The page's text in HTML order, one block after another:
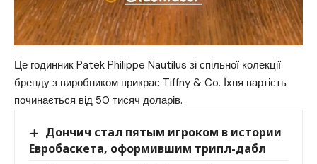
Це годинник Patek Philippe Nautilus зі спільної колекції
бренду з виробником прикрас Tiffny & Co. Їхня вартість
починається від 50 тисяч доларів.
Дончич стал пятым игроком в истории
Евробаскета, оформившим трипл-дабл